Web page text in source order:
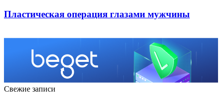
Пластическая операция глазами мужчины
Свежие записи